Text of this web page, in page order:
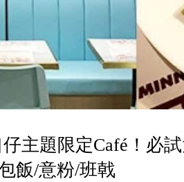
主題限定Café！必
飯/意粉/班戟